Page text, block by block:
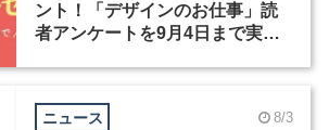
ント！「デザインのお仕事」読
者アンケートを9月4日まで実施
ニュース 8/3